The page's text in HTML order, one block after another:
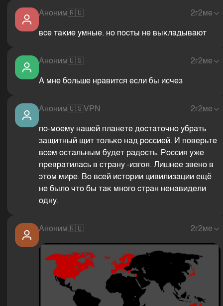
Аноним🇷🇺 2г2ме
все такие умные. но посты не выкладывают
Аноним🇺🇸 2г2ме
А мне больше нравится если бы исчез
Аноним🇺🇸VPN 2г2ме
по-моему нашей планете достаточно убрать
защитный щит только над россией. И поверьте
всем остальным будет радость. Россия уже
превратилась в страну -изгоя. Лишнее звено в
этом мире. Во всей истории цивилизации ещё
не было что бы так много стран ненавидели
одну.
Аноним🇷🇺 2г2ме